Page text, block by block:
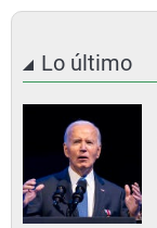
Lo último